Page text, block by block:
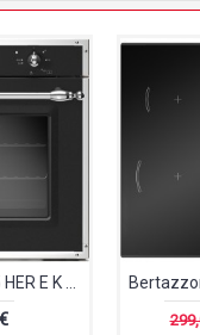
Bertazzoni F60 5 HER E K NE Φούρνος Εco Multi Function 76lt Μαύρο Ματ